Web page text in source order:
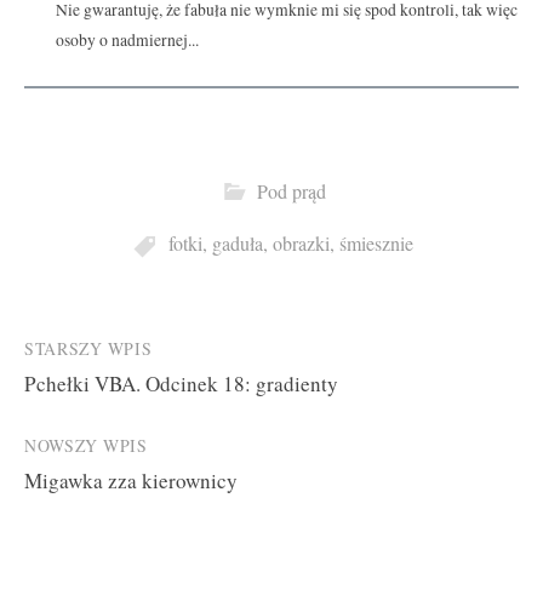
Nie gwarantuję, że fabuła nie wymknie mi się spod kontroli, tak więc
osoby o nadmiernej...
Pod prąd
fotki, gaduła, obrazki, śmiesznie
Post
navigation
STARSZY WPIS
Pchełki VBA. Odcinek 18: gradienty
NOWSZY WPIS
Migawka zza kierownicy